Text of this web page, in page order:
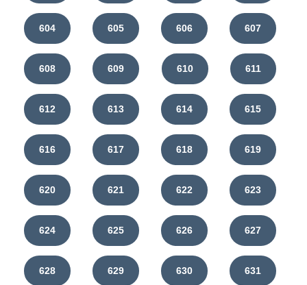
604 605 606 607
608 609 610 611
612 613 614 615
616 617 618 619
620 621 622 623
624 625 626 627
628 629 630 631